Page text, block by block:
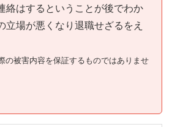
絡はするということが後でわか
立場が悪くなり退職せざるをえ
の被害内容を保証するものではありませ